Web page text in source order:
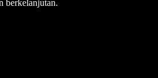
berkelanjutan.